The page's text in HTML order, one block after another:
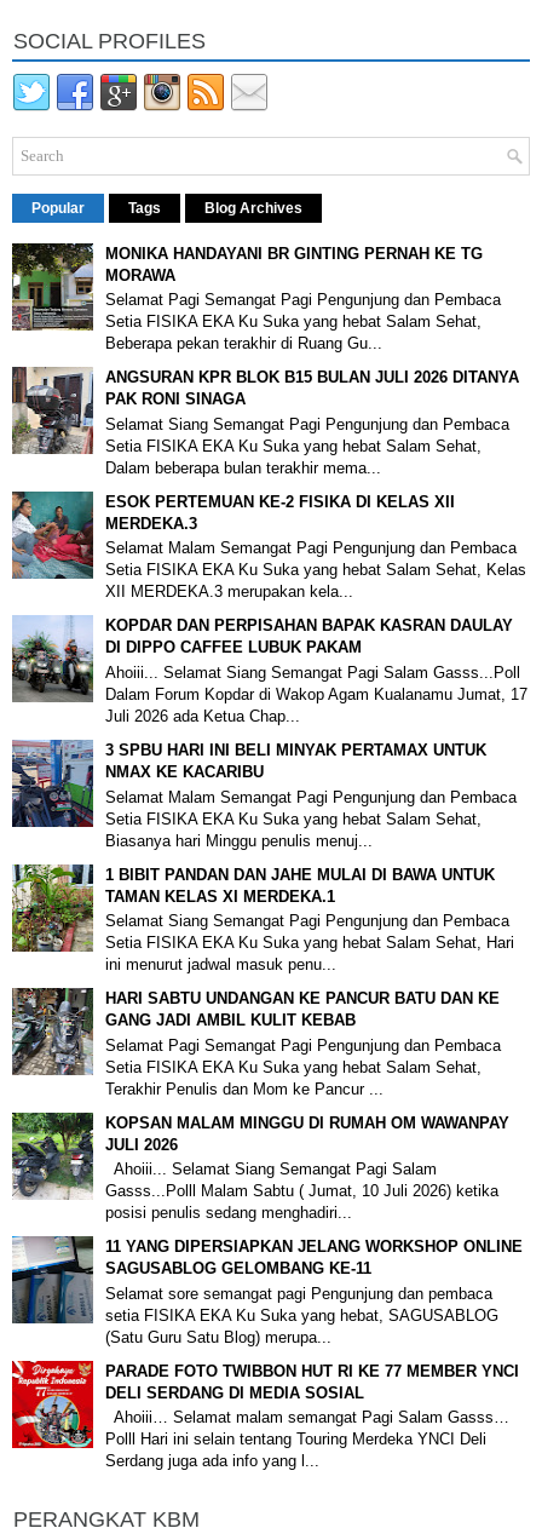
SOCIAL PROFILES
Popular Tags Blog Archives
MONIKA HANDAYANI BR GINTING PERNAH KE TG
MORAWA
Selamat Pagi Semangat Pagi Pengunjung dan Pembaca
Setia FISIKA EKA Ku Suka yang hebat Salam Sehat,
Beberapa pekan terakhir di Ruang Gu...
ANGSURAN KPR BLOK B15 BULAN JULI 2026 DITANYA
PAK RONI SINAGA
Selamat Siang Semangat Pagi Pengunjung dan Pembaca
Setia FISIKA EKA Ku Suka yang hebat Salam Sehat,
Dalam beberapa bulan terakhir mema...
ESOK PERTEMUAN KE-2 FISIKA DI KELAS XII
MERDEKA.3
Selamat Malam Semangat Pagi Pengunjung dan Pembaca
Setia FISIKA EKA Ku Suka yang hebat Salam Sehat, Kelas
XII MERDEKA.3 merupakan kela...
KOPDAR DAN PERPISAHAN BAPAK KASRAN DAULAY
DI DIPPO CAFFEE LUBUK PAKAM
Ahoiii... Selamat Siang Semangat Pagi Salam Gasss...Poll
Dalam Forum Kopdar di Wakop Agam Kualanamu Jumat, 17
Juli 2026 ada Ketua Chap...
3 SPBU HARI INI BELI MINYAK PERTAMAX UNTUK
NMAX KE KACARIBU
Selamat Malam Semangat Pagi Pengunjung dan Pembaca
Setia FISIKA EKA Ku Suka yang hebat Salam Sehat,
Biasanya hari Minggu penulis menuj...
1 BIBIT PANDAN DAN JAHE MULAI DI BAWA UNTUK
TAMAN KELAS XI MERDEKA.1
Selamat Siang Semangat Pagi Pengunjung dan Pembaca
Setia FISIKA EKA Ku Suka yang hebat Salam Sehat, Hari
ini menurut jadwal masuk penu...
HARI SABTU UNDANGAN KE PANCUR BATU DAN KE
GANG JADI AMBIL KULIT KEBAB
Selamat Pagi Semangat Pagi Pengunjung dan Pembaca
Setia FISIKA EKA Ku Suka yang hebat Salam Sehat,
Terakhir Penulis dan Mom ke Pancur ...
KOPSAN MALAM MINGGU DI RUMAH OM WAWANPAY
JULI 2026
Ahoiii... Selamat Siang Semangat Pagi Salam
Gasss...Polll Malam Sabtu ( Jumat, 10 Juli 2026) ketika
posisi penulis sedang menghadiri...
11 YANG DIPERSIAPKAN JELANG WORKSHOP ONLINE
SAGUSABLOG GELOMBANG KE-11
Selamat sore semangat pagi Pengunjung dan pembaca
setia FISIKA EKA Ku Suka yang hebat, SAGUSABLOG
(Satu Guru Satu Blog) merupa...
PARADE FOTO TWIBBON HUT RI KE 77 MEMBER YNCI
DELI SERDANG DI MEDIA SOSIAL
Ahoiii… Selamat malam semangat Pagi Salam Gasss…
Polll Hari ini selain tentang Touring Merdeka YNCI Deli
Serdang juga ada info yang l...
PERANGKAT KBM